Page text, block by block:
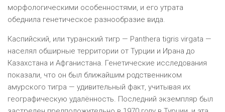
морфологическими особенностями, и его утрата
обеднила генетическое разнообразие вида.
Каспийский, или туранский тигр — Panthera tigris virgata —
населял обширные территории от Турции и Ирана до
Казахстана и Афганистана. Генетические исследования
показали, что он был ближайшим родственником
амурского тигра — удивительный факт, учитывая их
географическую удалённость. Последний экземпляр был